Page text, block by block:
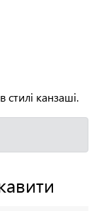
стилі канзаші.